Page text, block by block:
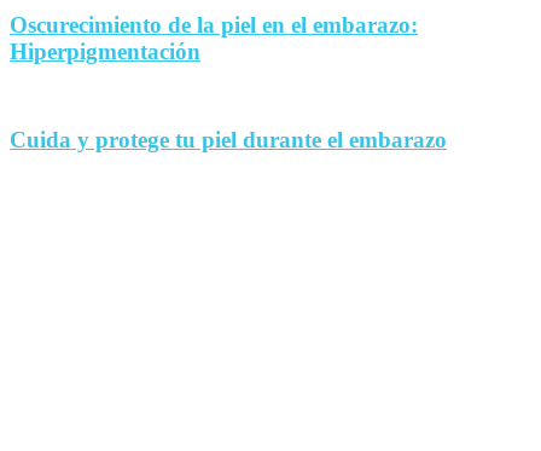
Oscurecimiento de la piel en el embarazo:
Hiperpigmentación
Cuida y protege tu piel durante el embarazo